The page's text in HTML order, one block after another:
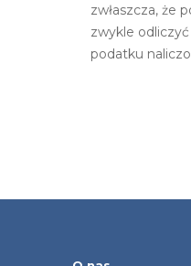
zwłaszcza, że
zwykle
podatku